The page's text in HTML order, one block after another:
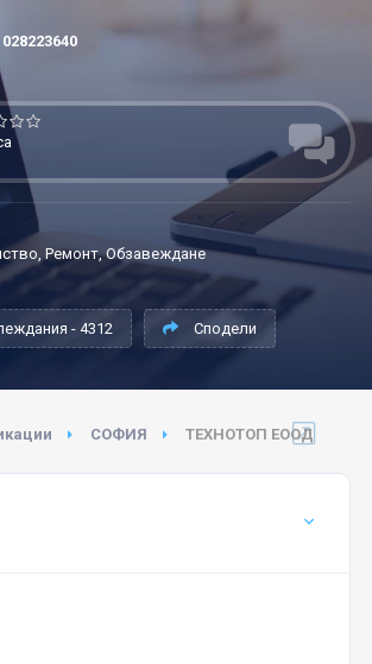
028223640
Ремонт, Обзавеждане
- 4312 Сподели
СОФИЯ ТЕХНОТОП ЕООД